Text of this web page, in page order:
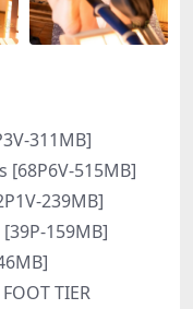
311MB]
[68P6V-515MB]
239MB]
159MB]
TIER